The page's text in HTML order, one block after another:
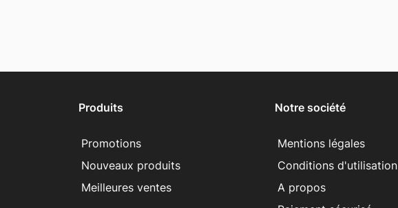
Produits
Promotions
Nouveaux produits
Meilleures ventes
Notre société
Mentions légales
Conditions d'utilisation
A propos